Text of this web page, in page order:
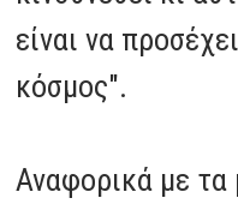
είναι να
κόσμος".
Αναφορικά με τα